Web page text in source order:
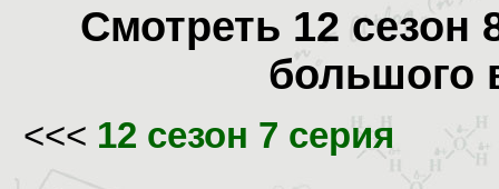
Смотреть 12 сезон
большого
<<< 12 сезон 7 серия